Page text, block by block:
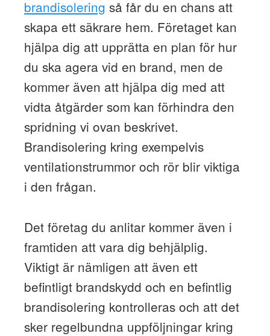
brandisolering så får du en chans att
skapa ett säkrare hem. Företaget kan
hjälpa dig att upprätta en plan för hur
du ska agera vid en brand, men de
kommer även att hjälpa dig med att
vidta åtgärder som kan förhindra den
spridning vi ovan beskrivet.
Brandisolering kring exempelvis
ventilationstrummor och rör blir viktiga
i den frågan.
Det företag du anlitar kommer även i
framtiden att vara dig behjälplig.
Viktigt är nämligen att även ett
befintligt brandskydd och en befintlig
brandisolering kontrolleras och att det
sker regelbundna uppföljningar kring